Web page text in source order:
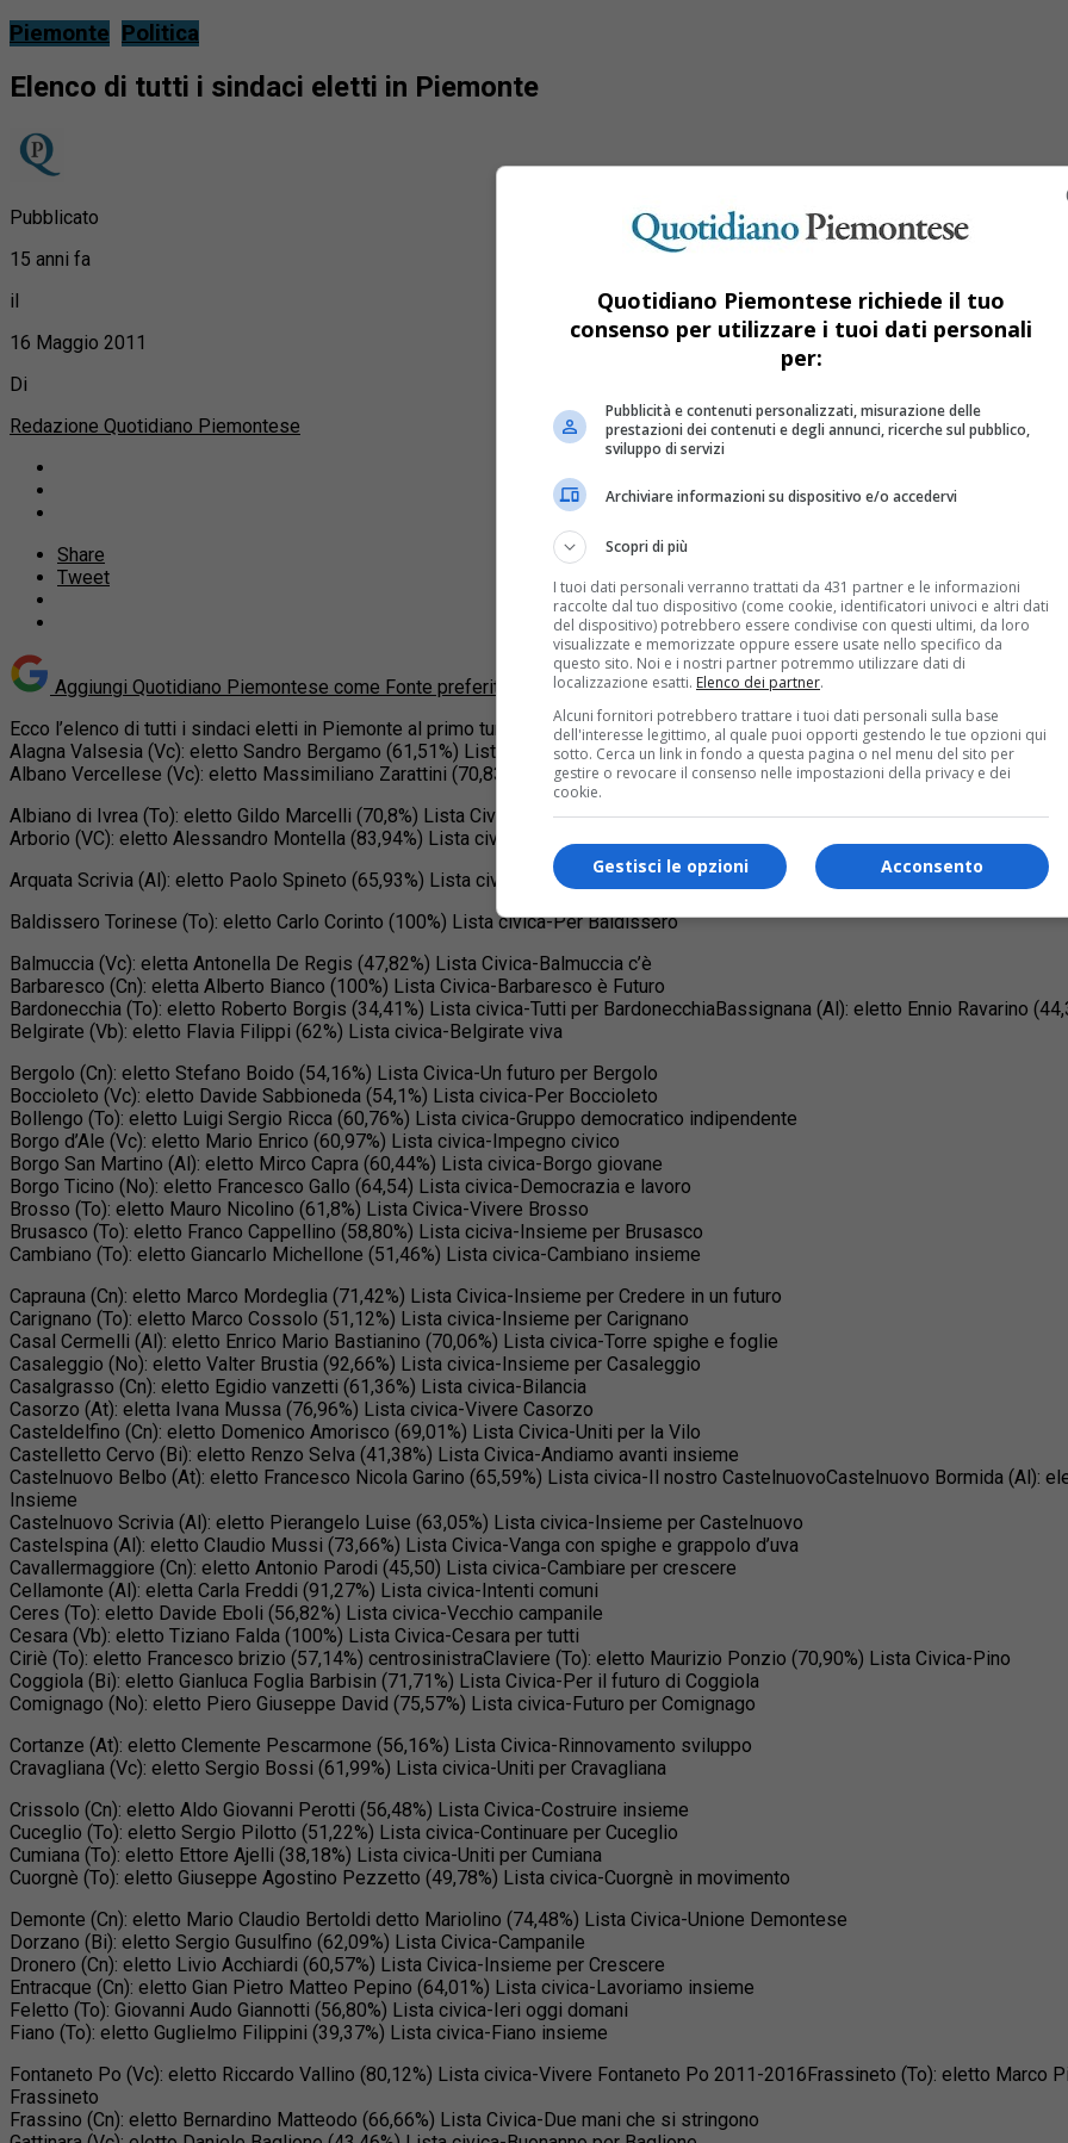
Piemonte Politica
Elenco di tutti i sindaci eletti in Piemonte
Pubblicato
15 anni fa
il
16 Maggio 2011
Di
Redazione Quotidiano Piemontese
Share
Tweet
Aggiungi Quotidiano Piemontese come Fonte preferita su Google
Ecco l’elenco di tutti i sindaci eletti in Piemonte al primo turno:
Alagna Valsesia (Vc): eletto Sandro Bergamo (61,51%) Lista Civica-Der Zug Lavorare insieme
Albano Vercellese (Vc): eletto Massimiliano Zarattini (70,83%) Lista civica-Insieme per Albano
Albiano di Ivrea (To): eletto Gildo Marcelli (70,8%) Lista Civica Insieme per Albiano
Arborio (VC): eletto Alessandro Montella (83,94%) Lista civica-Per Arborio 2011-2016
Arquata Scrivia (Al): eletto Paolo Spineto (65,93%) Lista civica-Amici di Arquata
Baldissero Torinese (To): eletto Carlo Corinto (100%) Lista civica-Per Baldissero
Balmuccia (Vc): eletta Antonella De Regis (47,82%) Lista Civica-Balmuccia c’è
Barbaresco (Cn): eletta Alberto Bianco (100%) Lista Civica-Barbaresco è Futuro
Bardonecchia (To): eletto Roberto Borgis (34,41%) Lista civica-Tutti per BardonecchiaBassignana (Al): eletto Ennio Ravarino
Belgirate (Vb): eletto Flavia Filippi (62%) Lista civica-Belgirate viva
Bergolo (Cn): eletto Stefano Boido (54,16%) Lista Civica-Un futuro per Bergolo
Boccioleto (Vc): eletto Davide Sabbioneda (54,1%) Lista civica-Per Boccioleto
Bollengo (To): eletto Luigi Sergio Ricca (60,76%) Lista civica-Gruppo democratico indipendente
Borgo d’Ale (Vc): eletto Mario Enrico (60,97%) Lista civica-Impegno civico
Borgo San Martino (Al): eletto Mirco Capra (60,44%) Lista civica-Borgo giovane
Borgo Ticino (No): eletto Francesco Gallo (64,54) Lista civica-Democrazia e lavoro
Brosso (To): eletto Mauro Nicolino (61,8%) Lista Civica-Vivere Brosso
Brusasco (To): eletto Franco Cappellino (58,80%) Lista ciciva-Insieme per Brusasco
Cambiano (To): eletto Giancarlo Michellone (51,46%) Lista civica-Cambiano insieme
Caprauna (Cn): eletto Marco Mordeglia (71,42%) Lista Civica-Insieme per Credere in un futuro
Carignano (To): eletto Marco Cossolo (51,12%) Lista civica-Insieme per Carignano
Casal Cermelli (Al): eletto Enrico Mario Bastianino (70,06%) Lista civica-Torre spighe e foglie
Casaleggio (No): eletto Valter Brustia (92,66%) Lista civica-Insieme per Casaleggio
Casalgrasso (Cn): eletto Egidio vanzetti (61,36%) Lista civica-Bilancia
Casorzo (At): eletta Ivana Mussa (76,96%) Lista civica-Vivere Casorzo
Casteldelfino (Cn): eletto Domenico Amorisco (69,01%) Lista Civica-Uniti per la Vilo
Castelletto Cervo (Bi): eletto Renzo Selva (41,38%) Lista Civica-Andiamo avanti insieme
Castelnuovo Belbo (At): eletto Francesco Nicola Garino (65,59%) Lista civica-Il nostro CastelnuovoCastelnuovo Bormida (Al):
Insieme
Castelnuovo Scrivia (Al): eletto Pierangelo Luise (63,05%) Lista civica-Insieme per Castelnuovo
Castelspina (Al): eletto Claudio Mussi (73,66%) Lista Civica-Vanga con spighe e grappolo d’uva
Cavallermaggiore (Cn): eletto Antonio Parodi (45,50) Lista civica-Cambiare per crescere
Cellamonte (Al): eletta Carla Freddi (91,27%) Lista civica-Intenti comuni
Ceres (To): eletto Davide Eboli (56,82%) Lista civica-Vecchio campanile
Cesara (Vb): eletto Tiziano Falda (100%) Lista Civica-Cesara per tutti
Ciriè (To): eletto Francesco brizio (57,14%) centrosinistraClaviere (To): eletto Maurizio Ponzio (70,90%) Lista Civica-Pino
Coggiola (Bi): eletto Gianluca Foglia Barbisin (71,71%) Lista Civica-Per il futuro di Coggiola
Comignago (No): eletto Piero Giuseppe David (75,57%) Lista civica-Futuro per Comignago
Cortanze (At): eletto Clemente Pescarmone (56,16%) Lista Civica-Rinnovamento sviluppo
Cravagliana (Vc): eletto Sergio Bossi (61,99%) Lista civica-Uniti per Cravagliana
Crissolo (Cn): eletto Aldo Giovanni Perotti (56,48%) Lista Civica-Costruire insieme
Cuceglio (To): eletto Sergio Pilotto (51,22%) Lista civica-Continuare per Cuceglio
Cumiana (To): eletto Ettore Ajelli (38,18%) Lista civica-Uniti per Cumiana
Cuorgnè (To): eletto Giuseppe Agostino Pezzetto (49,78%) Lista civica-Cuorgnè in movimento
Demonte (Cn): eletto Mario Claudio Bertoldi detto Mariolino (74,48%) Lista Civica-Unione Demontese
Dorzano (Bi): eletto Sergio Gusulfino (62,09%) Lista Civica-Campanile
Dronero (Cn): eletto Livio Acchiardi (60,57%) Lista Civica-Insieme per Crescere
Entracque (Cn): eletto Gian Pietro Matteo Pepino (64,01%) Lista civica-Lavoriamo insieme
Feletto (To): Giovanni Audo Giannotti (56,80%) Lista civica-Ieri oggi domani
Fiano (To): eletto Guglielmo Filippini (39,37%) Lista civica-Fiano insieme
Fontaneto Po (Vc): eletto Riccardo Vallino (80,12%) Lista civica-Vivere Fontaneto Po 2011-2016Frassineto (To): eletto Marco
Frassineto
Frassino (Cn): eletto Bernardino Matteodo (66,66%) Lista Civica-Due mani che si stringono
Quotidiano Piemontese richiede il tuo
consenso per utilizzare i tuoi dati personali
per:
Pubblicità e contenuti personalizzati, misurazione delle
prestazioni dei contenuti e degli annunci, ricerche sul pubblico,
sviluppo di servizi
Archiviare informazioni su dispositivo e/o accedervi
Scopri di più
I tuoi dati personali verranno trattati da 431 partner e le informazioni
raccolte dal tuo dispositivo (come cookie, identificatori univoci e altri dati
del dispositivo) potrebbero essere condivise con questi ultimi, da loro
visualizzate e memorizzate oppure essere usate nello specifico da
questo sito. Noi e i nostri partner potremmo utilizzare dati di
localizzazione esatti. Elenco dei partner.
Alcuni fornitori potrebbero trattare i tuoi dati personali sulla base
dell'interesse legittimo, al quale puoi opporti gestendo le tue opzioni qui
sotto. Cerca un link in fondo a questa pagina o nel menu del sito per
gestire o revocare il consenso nelle impostazioni della privacy e dei
cookie.
Acconsento
Gestisci le opzioni